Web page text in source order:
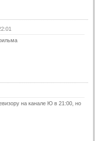
на канале Ю в 21:00, но